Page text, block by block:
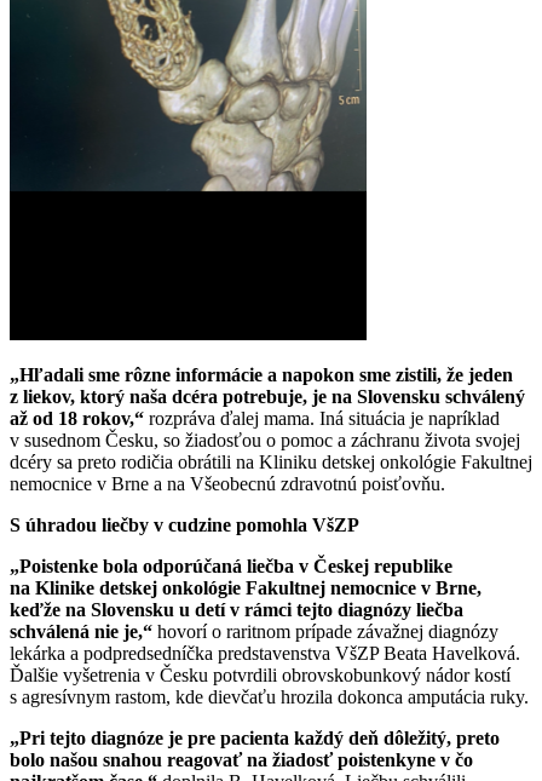
„Hľadali sme rôzne informácie a napokon sme zistili, že jeden
z liekov, ktorý naša dcéra potrebuje, je na Slovensku schválený
až od 18 rokov,“ rozpráva ďalej mama. Iná situácia je napríklad
v susednom Česku, so žiadosťou o pomoc a záchranu života svojej
dcéry sa preto rodičia obrátili na Kliniku detskej onkológie Fakultnej
nemocnice v Brne a na Všeobecnú zdravotnú poisťovňu.
S úhradou liečby v cudzine pomohla VšZP
„Poistenke bola odporúčaná liečba v Českej republike
na Klinike detskej onkológie Fakultnej nemocnice v Brne,
keďže na Slovensku u detí v rámci tejto diagnózy liečba
schválená nie je,“ hovorí o raritnom prípade závažnej diagnózy
lekárka a podpredsedníčka predstavenstva VšZP Beata Havelková.
Ďalšie vyšetrenia v Česku potvrdili obrovskobunkový nádor kostí
s agresívnym rastom, kde dievčaťu hrozila dokonca amputácia ruky.
„Pri tejto diagnóze je pre pacienta každý deň dôležitý, preto
bolo našou snahou reagovať na žiadosť poistenkyne v čo